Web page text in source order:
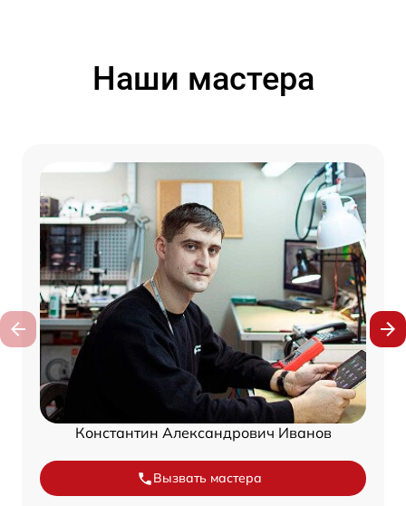
Наши мастера
Константин Александрович Иванов
Вызвать мастера